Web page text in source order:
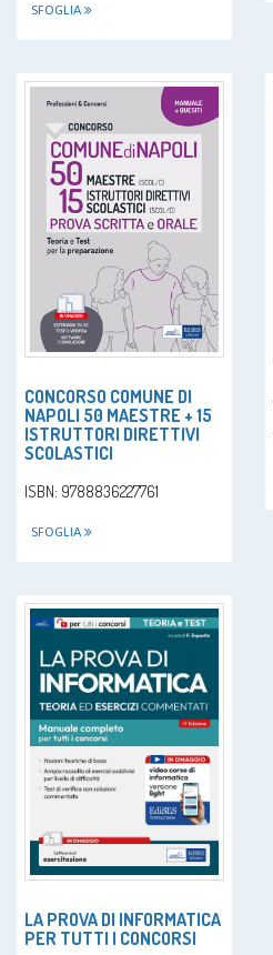
SFOGLIA
CONCORSO COMUNE DI
NAPOLI 50 MAESTRE + 15
ISTRUTTORI DIRETTIVI
SCOLASTICI
ISBN: 9788836227761
SFOGLIA
LA PROVA DI INFORMATICA
PER TUTTI I CONCORSI